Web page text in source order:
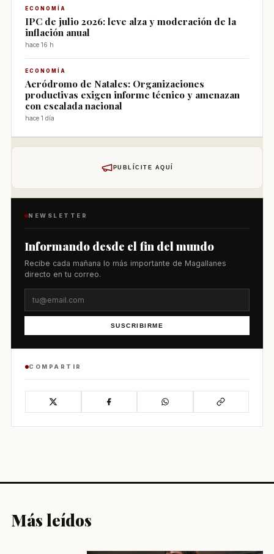
ECONOMÍA
IPC de julio 2026: leve alza y moderación de la
inflación anual
hace 16 h
ECONOMÍA
Aeródromo de Natales: Organizaciones
productivas exigen informe técnico y amenazan
con escalada nacional
hace 1 día
PUBLÍCITE AQUÍ
NEWSLETTER
Informando desde el fin del mundo
Recibe cada mañana lo más importante de Magallanes
directo en tu correo.
SUSCRIBIRME
COMPARTIR
Más leídos